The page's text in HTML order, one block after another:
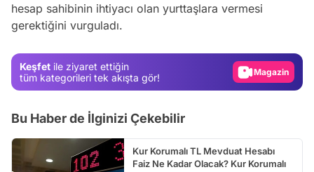
hesap sahibinin ihtiyacı olan yurttaşlara vermesi
gerektiğini vurguladı.
Keşfet ile ziyaret ettiğin
tüm kategorileri tek akışta gör!
Magazin
Bu Haber de İlginizi Çekebilir
Kur Korumalı TL Mevduat Hesabı
Faiz Ne Kadar Olacak? Kur Korumalı